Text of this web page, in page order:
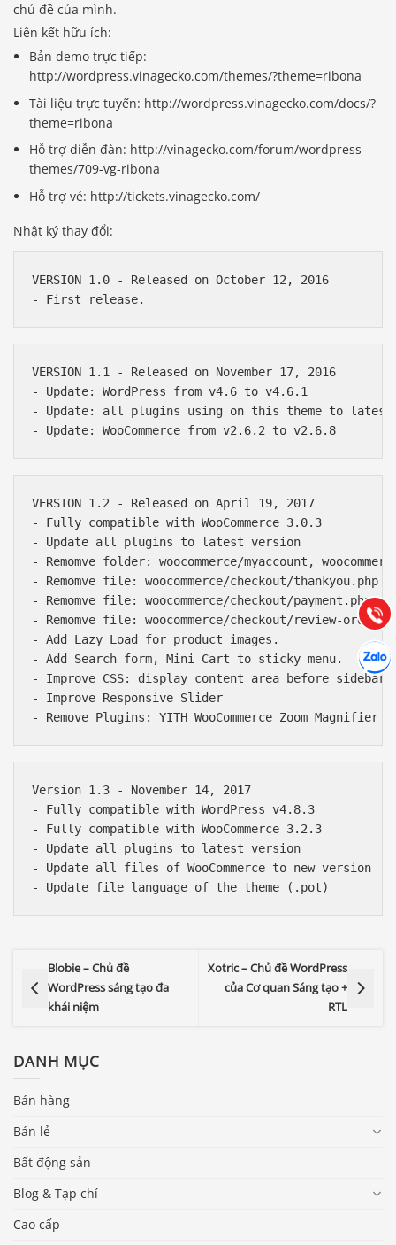
chủ đề của mình.
Liên kết hữu ích:
Bản demo trực tiếp:
http://wordpress.vinagecko.com/themes/?theme=ribona
Tài liệu trực tuyến: http://wordpress.vinagecko.com/docs/?
theme=ribona
Hỗ trợ diễn đàn: http://vinagecko.com/forum/wordpress-
themes/709-vg-ribona
Hỗ trợ vé: http://tickets.vinagecko.com/
Nhật ký thay đổi:
VERSION 1.0 - Released on October 12, 2016
VERSION 1.1 - Released on November 17, 2016
- Update: WordPress from v4.6 to v4.6.1
- Update: all plugins using on this theme to latest
- Update: WooCommerce from v2.6.2 to v2.6.8
VERSION 1.2 - Released on April 19, 2017
- Fully compatible with WooCommerce 3.0.3
- Update all plugins to latest version
- Remomve folder: woocommerce/myaccount,
- Remomve file: woocommerce/checkout/thankyou.php
- Remomve file: woocommerce/checkout/payment.php
- Remomve file: woocommerce/checkout/review-
- Add Lazy Load for product images.
- Add Search form, Mini Cart to sticky menu.
- Improve CSS: display content area before sidebar
- Improve Responsive Slider
- Remove Plugins: YITH WooCommerce Zoom Magnifier
Version 1.3 - November 14, 2017
- Fully compatible with WordPress v4.8.3
- Fully compatible with WooCommerce 3.2.3
- Update all plugins to latest version
- Update all files of WooCommerce to new version
- Update file language of the theme (.pot)
Blobie – Chủ đề
WordPress sáng tạo đa
khái niệm
Xotric – Chủ đề WordPress
của Cơ quan Sáng tạo +
RTL
DANH MỤC
Bán hàng
Bán lẻ
Bất động sản
Blog & Tạp chí
Cao cấp
Gọi
Báo giá & Đặt hàng:
0903.976.769
Hướng dẫn & Hỗ trợ:
(028) 22.166.144
Chát
Tư vấn
Hợp tác